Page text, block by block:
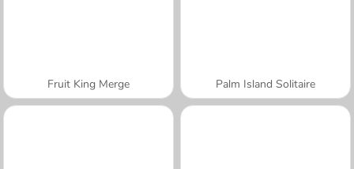
Fruit King Merge Palm Island Solitaire